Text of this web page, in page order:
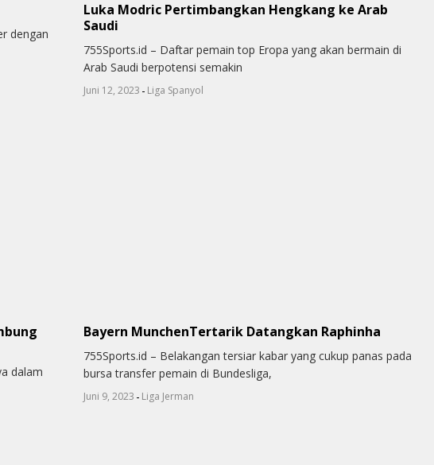
dengan
Luka Modric Pertimbangkan Hengkang ke Arab
Saudi
755Sports.id – Daftar pemain top Eropa yang akan bermain di
Arab Saudi berpotensi semakin
Juni 12, 2023 - Liga Spanyol
dalam
Bayern MunchenTertarik Datangkan Raphinha
755Sports.id – Belakangan tersiar kabar yang cukup panas pada
bursa transfer pemain di Bundesliga,
Juni 9, 2023 - Liga Jerman